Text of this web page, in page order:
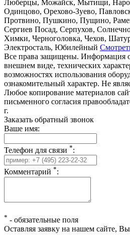
Люберцы, Можайск, Мытищи,
Одинцово, Орехово-Зуево,
Протвино, Пушкино, Пущино,
Сергиев Посад, Серпухов,
Химки, Черноголовка, Чехов,
Электросталь, Юбилейный
Все права защищены. Информация о
внешнем виде, технических
возможностях использования
ознакомительный характер. Не
Любое копирование материалов
письменного согласия
г.
Заказать обратный звонок
Ваше имя:
Телефон для связи *:
Комментарий *:
* - обязательные поля
Оставляя заявку на нашем сайте, Вы